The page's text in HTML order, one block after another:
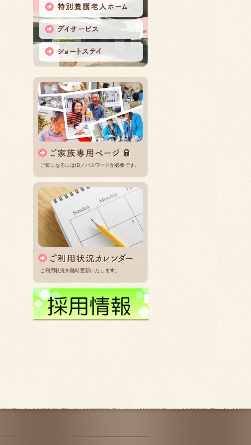
ご覧になるにはID／パスワードが必要です。
ご利用状況を随時更新いたします。